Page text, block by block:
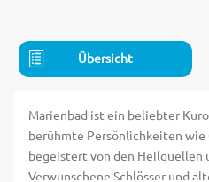
Übersicht
Marienbad ist ein beliebter
berühmte Persönlichkeiten wie
begeistert von den Heilquellen
Verwunschene Schlösser und